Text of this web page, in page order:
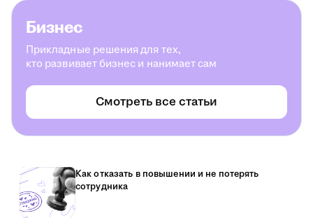
Бизнес
Прикладные решения для тех,
кто развивает бизнес и нанимает сам
Смотреть все статьи
Как отказать в повышении и не потерять
сотрудника